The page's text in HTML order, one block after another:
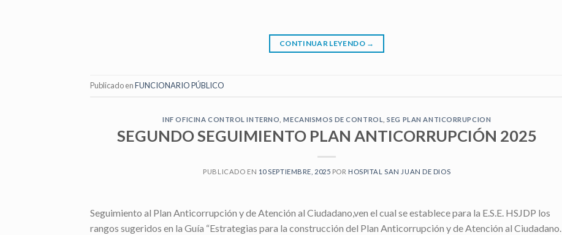
CONTINUAR LEYENDO →
Publicado enFUNCIONARIO PÚBLICO
INF OFICINA CONTROL INTERNO ,MECANISMOS DE CONTROL ,SEG PLAN ANTICORRUPCION
SEGUNDO SEGUIMIENTO PLAN ANTICORRUPCIÓN 2025
PUBLICADO EN 10 SEPTIEMBRE, 2025 POR HOSPITAL SAN JUAN DE DIOS
Seguimiento al Plan Anticorrupción y de Atención al Ciudadano,ven el cual se establece para la E.S.E. HSJDP los
rangos sugeridos en la Guía “Estrategias para la construcción del Plan Anticorrupción y de Atención al Ciudadano.